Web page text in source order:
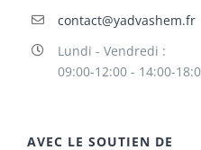
contact@yadvashem.fr
Lundi - Vendredi :
09:00-12:00 - 14:00-
AVEC LE SOUTIEN DE